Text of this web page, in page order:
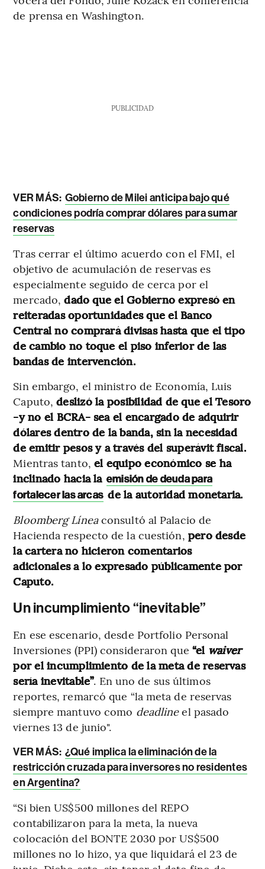
de prensa en Washington.
PUBLICIDAD
VER MÁS: Gobierno de Milei anticipa bajo qué
condiciones podría comprar dólares para sumar
reservas
Tras cerrar el último acuerdo con el FMI, el
objetivo de acumulación de reservas es
especialmente seguido de cerca por el
mercado,dado que el Gobierno expresó en
reiteradas oportunidades que el Banco
Central no comprará divisas hasta que el tipo
de cambio no toque el piso inferior de las
bandas de intervención.
Sin embargo, el ministro de Economía, Luis
Caputo,deslizó la posibilidad de que el Tesoro
-y no el BCRA- sea el encargado de adquirir
dólares dentro de la banda, sin la necesidad
de emitir pesos y a través del superávit fiscal.
Mientras tanto, el equipo económico se ha
inclinado hacia la emisión de deuda para
fortalecer las arcas de la autoridad monetaria.
Bloomberg Líneaconsultó al Palacio de
Hacienda respecto de la cuestión, pero desde
la cartera no hicieron comentarios
adicionales a lo expresado públicamente por
Caputo.
Un incumplimiento “inevitable”
En ese escenario, desde Portfolio Personal
Inversiones (PPI) consideraron que “el waiver
por el incumplimiento de la meta de reservas
sería inevitable”. En uno de sus últimos
reportes, remarcó que “la meta de reservas
siempre mantuvo como deadlineel pasado
viernes 13 de junio".
VER MÁS: ¿Qué implica la eliminación de la
restricción cruzada para inversores no residentes
en Argentina?
“Si bien US$500 millones del REPO
contabilizaron para la meta, la nueva
colocación del BONTE 2030 por US$500
millones no lo hizo, ya que liquidará el 23 de